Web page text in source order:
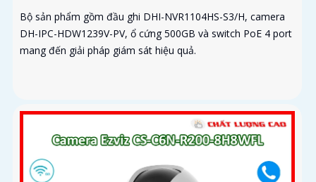
Bộ sản phẩm gồm đầu ghi DHI-NVR1104HS-S3/H, camera
DH-IPC-HDW1239V-PV, ổ cứng 500GB và switch PoE 4 port
mang đến giải pháp giám sát hiệu quả.